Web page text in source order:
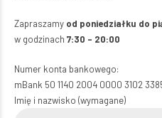
Zapraszamy od poniedziałku do
w godzinach 7:30 – 20:00
Numer konta bankowego:
mBank 50 1140 2004 0000 3102
Imię i nazwisko (wymagane)